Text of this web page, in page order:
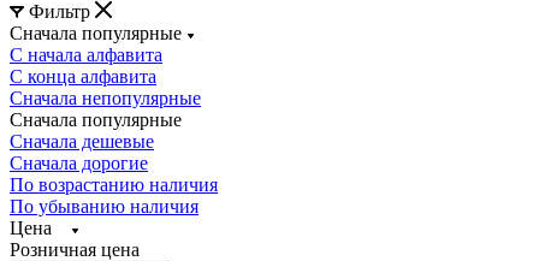
Фильтр
Сначала популярные
С начала алфавита
С конца алфавита
Сначала непопулярные
Сначала популярные
Сначала дешевые
Сначала дорогие
По возрастанию наличия
По убыванию наличия
Цена
Розничная цена